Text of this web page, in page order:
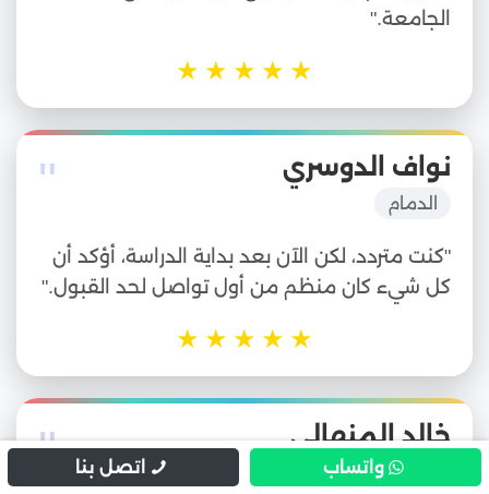
الجامعة."
★
★
★
★
★
" نواف الدوسري
الدمام
"كنت متردد، لكن الآن بعد بداية الدراسة، أؤكد أن
كل شيء كان منظم من أول تواصل لحد القبول."
★
★
★
★
★
" خالد المنهالي
أبوظبيواتساب اتصل بنا